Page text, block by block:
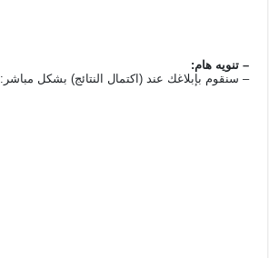
– تنويه هام:
– سنقوم بإبلاغك عند (اكتمال النتائج) بشكل مباشر: